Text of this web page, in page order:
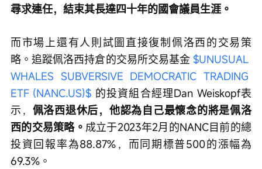
尋求連任，結束其長達四十年的國會議員生涯。
而市場上還有人則試圖直接復制佩洛西的交易策
略。追蹤佩洛西持倉的交易所交易基金 $UNUSUAL
WHALES SUBVERSIVE DEMOCRATIC TRADING
ETF (NANC.US)$ 的投資組合經理Dan Weiskopf表
示， 佩洛西退休后，他認為自己最懷念的將是佩洛
西的交易策略。 成立于2023年2月的NANC目前的總
投資回報率為88.87%，而同期標普500的漲幅為
69.3%。